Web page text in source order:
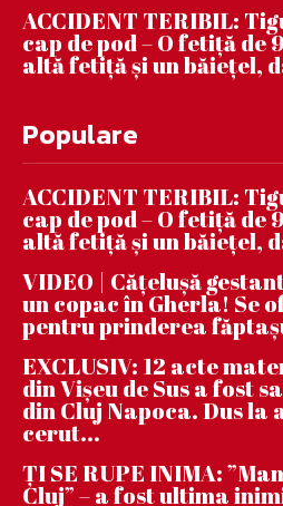
ACCIDENT TERIBIL:
cap de pod – O fetiță de
altă fetiță și un băiețel,
Populare
ACCIDENT TERIBIL:
cap de pod – O fetiță de
altă fetiță și un băiețel,
VIDEO | Căţeluşă
un copac în Gherla! Se
pentru prinderea
EXCLUSIV: 12 acte
din Vișeu de Sus a fost
din Cluj Napoca. Dus la
cerut...
ȚI SE RUPE INIMA:
Cluj” – a fost ultima